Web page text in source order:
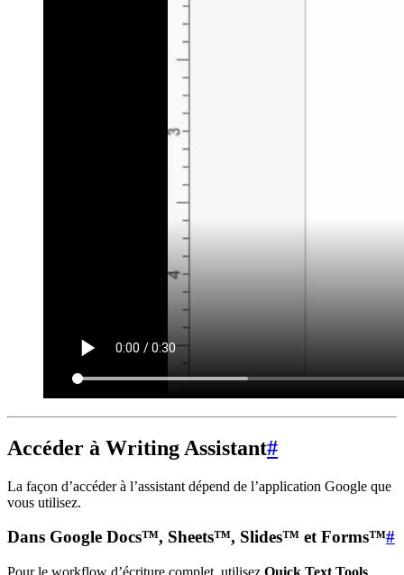
Accéder à Writing Assistant#
La façon d’accéder à l’assistant dépend de l’application Google que
vous utilisez.
Dans Google Docs™, Sheets™, Slides™ et Forms™#
Pour le workflow d’écriture complet, utilisez Quick Text Tools